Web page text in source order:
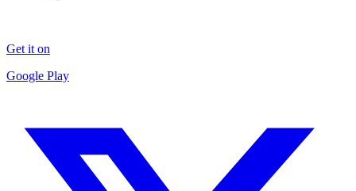
Get it on
Google Play